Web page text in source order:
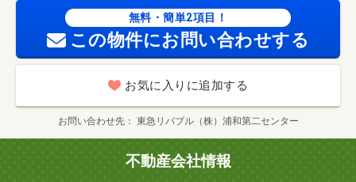
無料・簡単2項目！
この物件にお問い合わせする
お気に入りに追加する
お問い合わせ先 東急リバブル（株）浦和第二センター
不動産会社情報